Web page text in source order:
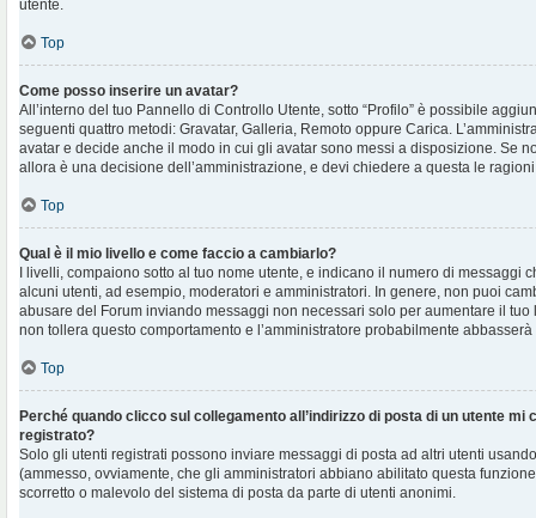
utente.
Top
Come posso inserire un avatar?
All’interno del tuo Pannello di Controllo Utente, sotto “Profilo” è possibile
seguenti quattro metodi: Gravatar, Galleria, Remoto oppure Carica.
avatar e decide anche il modo in cui gli avatar sono messi a disposizione. Se
allora è una decisione dell’amministrazione, e devi chiedere a questa le
Top
Qual è il mio livello e come faccio a cambiarlo?
I livelli, compaiono sotto al tuo nome utente, e indicano il numero di messaggi
alcuni utenti, ad esempio, moderatori e amministratori. In genere, non puoi
abusare del Forum inviando messaggi non necessari solo per aumentare il
non tollera questo comportamento e l’amministratore probabilmente
Top
Perché quando clicco sul collegamento all’indirizzo di posta di un utente mi
registrato?
Solo gli utenti registrati possono inviare messaggi di posta ad altri utenti
(ammesso, ovviamente, che gli amministratori abbiano abilitato questa
scorretto o malevolo del sistema di posta da parte di utenti anonimi.